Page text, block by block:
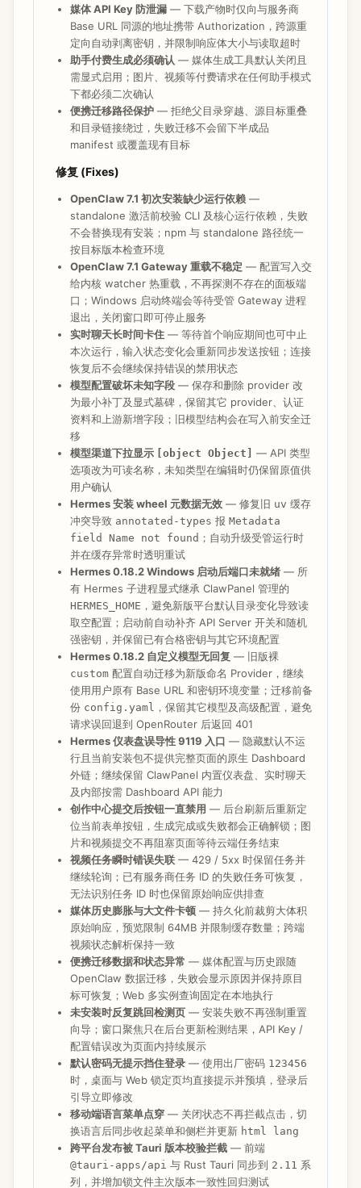
媒体 API Key 防泄漏 — 下载产物时仅向与服务商
Base URL 同源的地址携带 Authorization，跨源重
定向自动剥离密钥，并限制响应体大小与读取超时
助手付费生成必须确认 — 媒体生成工具默认关闭且
需显式启用；图片、视频等付费请求在任何助手模式
下都必须二次确认
便携迁移路径保护 — 拒绝父目录穿越、源目标重叠
和目录链接绕过，失败迁移不会留下半成品
manifest 或覆盖现有目标
修复 (Fixes)
OpenClaw 7.1 初次安装缺少运行依赖 —
standalone 激活前校验 CLI 及核心运行依赖，失败
不会替换现有安装；npm 与 standalone 路径统一
按目标版本检查环境
OpenClaw 7.1 Gateway 重载不稳定 — 配置写入交
给内核 watcher 热重载，不再探测不存在的面板端
口；Windows 启动终端会等待受管 Gateway 进程
退出，关闭窗口即可停止服务
实时聊天长时间卡住 — 等待首个响应期间也可中止
本次运行，输入状态变化会重新同步发送按钮；连接
恢复后不会继续保持错误的禁用状态
模型配置破坏未知字段 — 保存和删除 provider 改
为最小补丁及显式墓碑，保留其它 provider、认证
资料和上游新增字段；旧模型结构会在写入前安全迁
移
模型渠道下拉显示
[object Object]
— API 类型
选项改为可读名称，未知类型在编辑时仍保留原值供
用户确认
Hermes 安装 wheel 元数据无效 — 修复旧 uv 缓存
冲突导致 annotated-types 报 Metadata
field Name not found ；自动升级受管运行时
并在缓存异常时透明重试
Hermes 0.18.2 Windows 启动后端口未就绪 — 所
有 Hermes 子进程显式继承 ClawPanel 管理的
HERMES_HOME ，避免新版平台默认目录变化导致读
取空配置；启动前自动补齐 API Server 开关和随机
强密钥，并保留已有合格密钥与其它环境配置
Hermes 0.18.2 自定义模型无回复 — 旧版裸
custom 配置自动迁移为新版命名 Provider，继续
使用用户原有 Base URL 和密钥环境变量；迁移前备
份 config.yaml ，保留其它模型及高级配置，避免
请求误回退到 OpenRouter 后返回 401
Hermes 仪表盘误导性 9119 入口 — 隐藏默认不运
行且当前安装包不提供完整页面的原生 Dashboard
外链；继续保留 ClawPanel 内置仪表盘、实时聊天
及内部按需 Dashboard API 能力
创作中心提交后按钮一直禁用 — 后台刷新后重新定
位当前表单按钮，生成完成或失败都会正确解锁；图
片和视频提交不再阻塞页面等待云端任务结束
视频任务瞬时错误失联 — 429 / 5xx 时保留任务并
继续轮询；已有服务商任务 ID 的失败任务可恢复，
无法识别任务 ID 时也保留原始响应供排查
媒体历史膨胀与大文件卡顿 — 持久化前裁剪大体积
原始响应，预览限制 64MB 并限制缓存数量；跨端
视频状态解析保持一致
便携迁移数据和状态异常 — 媒体配置与历史跟随
OpenClaw 数据迁移，失败会显示原因并保持原目
标可恢复；Web 多实例查询固定在本地执行
未安装时反复跳回检测页 — 安装失败不再强制重置
向导；窗口聚焦只在后台更新检测结果，API Key /
配置错误改为页面内持续展示
默认密码无提示挡住登录 — 使用出厂密码 123456
时，桌面与 Web 锁定页均直接提示并预填，登录后
引导立即修改
移动端语言菜单点穿 — 关闭状态不再拦截点击，切
换语言后同步收起菜单和侧栏并更新 html lang
跨平台发布被 Tauri 版本校验拦截 — 前端
@tauri-apps/api 与 Rust Tauri 同步到 2.11 系
列，并增加锁文件主次版本一致性回归测试